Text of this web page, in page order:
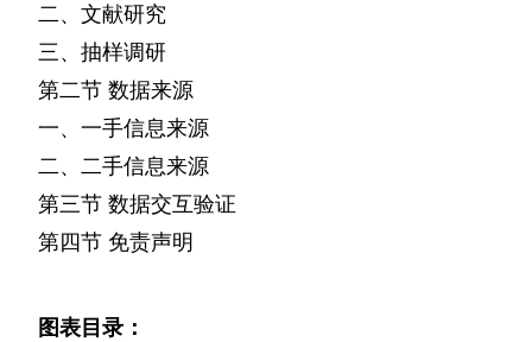
二、文献研究
三、抽样调研
第二节 数据来源
一、一手信息来源
二、二手信息来源
第三节 数据交互验证
第四节 免责声明
图表目录：